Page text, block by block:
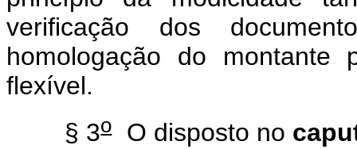
verificação dos
homologação do
flexível.
§ 3oO disposto no